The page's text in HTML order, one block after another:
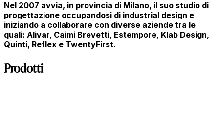
Nel 2007 avvia, in provincia di Milano, il suo studio di
progettazione occupandosi di industrial design e
iniziando a collaborare con diverse aziende tra le
quali: Alivar, Caimi Brevetti, Estempore, Klab Design,
Quinti, Reflex e TwentyFirst.
Prodotti